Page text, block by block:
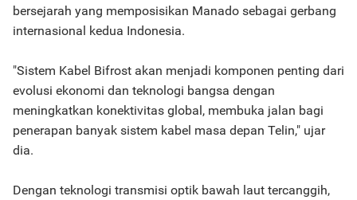
bersejarah yang memposisikan Manado sebagai gerbang
internasional kedua Indonesia.
"Sistem Kabel Bifrost akan menjadi komponen penting dari
evolusi ekonomi dan teknologi bangsa dengan
meningkatkan konektivitas global, membuka jalan bagi
penerapan banyak sistem kabel masa depan Telin," ujar
dia.
Dengan teknologi transmisi optik bawah laut tercanggih,